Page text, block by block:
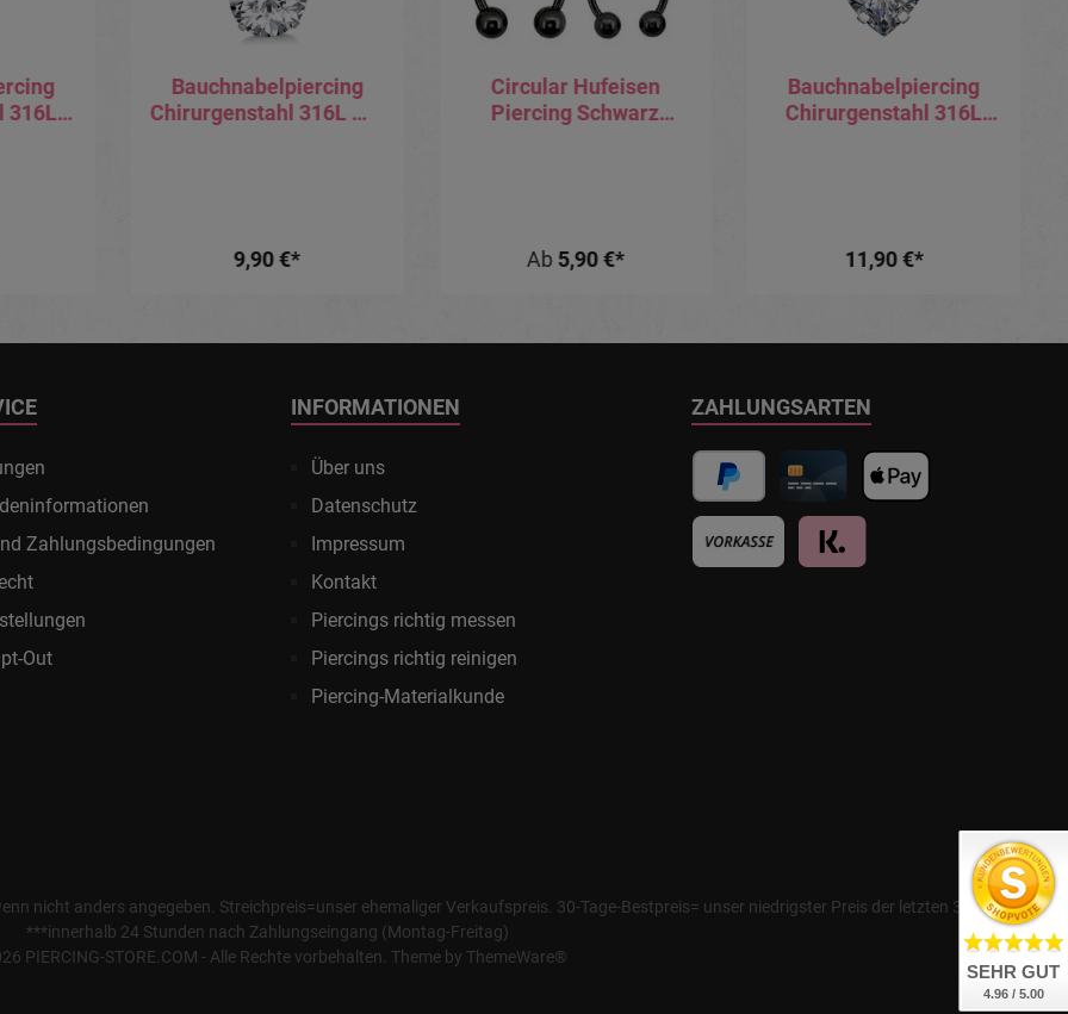
316L
Bauchnabelpiercing
Chirurgenstahl 316L mit
9,90 €*
Circular Hufeisen
Piercing Schwarz
Ab 5,90 €*
Bauchnabelpiercing
Chirurgenstahl 316L
11,90 €*
Zahlungsbedingungen
Out
INFORMATIONEN
Über uns
Datenschutz
Impressum
Kontakt
Piercings richtig messen
Piercings richtig reinigen
Piercing-Materialkunde
ZAHLUNGSARTEN
nicht anders angegeben. Streichpreis=unser ehemaliger Verkaufspreis. 30-Tage-Bestpreis= unser niedrigster Preis der letzten 30 Tage
***innerhalb 24 Stunden nach Zahlungseingang (Montag-Freitag)
PIERCING-STORE.COM - Alle Rechte vorbehalten. Theme by ThemeWare®
SEHR GUT
4.96 / 5.00